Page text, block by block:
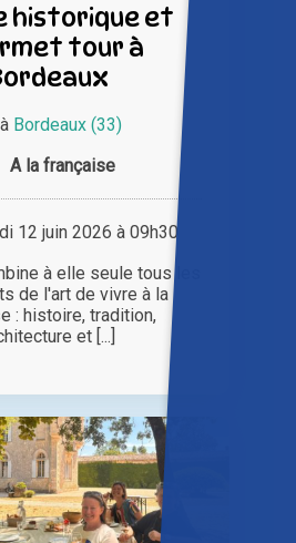
historique et
tour à
Bordeaux (33)
A la française
12 juin 2026 à 09h30
à elle seule tous les
de l'art de vivre à la
: histoire, tradition,
et [...]